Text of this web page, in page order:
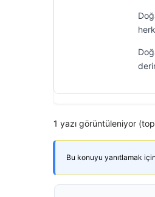
1 yazı görüntüleniyor
Bu konuyu yanıtlamak